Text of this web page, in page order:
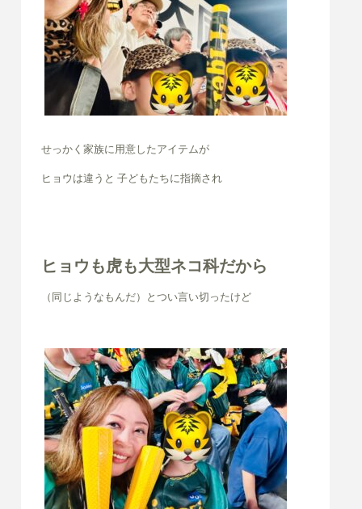
せっかく家族に用意したアイテムが
ヒョウは違うと 子どもたちに指摘され
ヒョウも虎も大型ネコ科だから
（同じようなもんだ）とつい言い切ったけど